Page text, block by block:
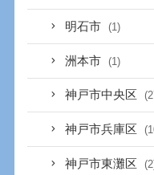
明石市 (1)
洲本市 (1)
神戸市中央区
神戸市兵庫区
神戸市東灘区